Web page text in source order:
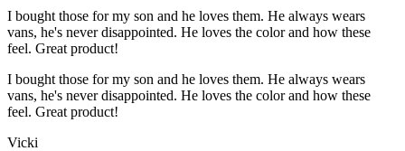
I bought those for my son and he loves them. He always wears
vans, he's never disappointed. He loves the color and how these
feel. Great product!
I bought those for my son and he loves them. He always wears
vans, he's never disappointed. He loves the color and how these
feel. Great product!
Vicki